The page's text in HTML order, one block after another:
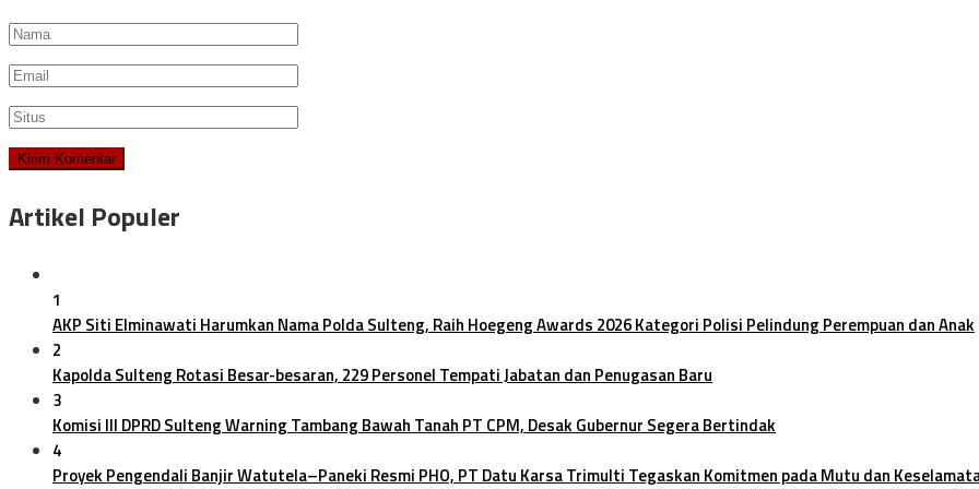
Artikel Populer
1
AKP Siti Elminawati Harumkan Nama Polda Sulteng, Raih Hoegeng Awards 2026 Kategori Polisi Pelindung Perempuan dan Anak
2
Kapolda Sulteng Rotasi Besar-besaran, 229 Personel Tempati Jabatan dan Penugasan Baru
3
Komisi III DPRD Sulteng Warning Tambang Bawah Tanah PT CPM, Desak Gubernur Segera Bertindak
4
Proyek Pengendali Banjir Watutela–Paneki Resmi PHO, PT Datu Karsa Trimulti Tegaskan Komitmen pada Mutu dan